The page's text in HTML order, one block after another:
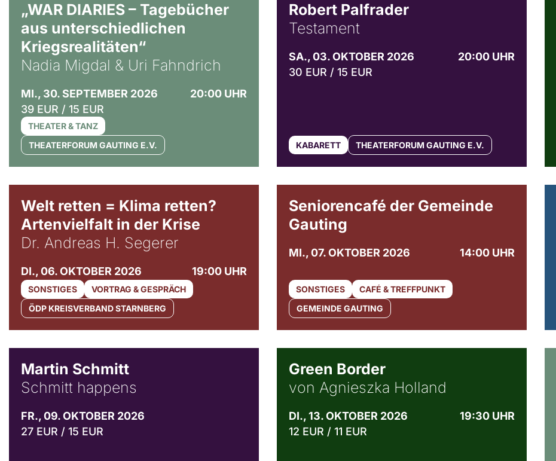
„WAR DIARIES – Tagebücher
aus unterschiedlichen
Kriegsrealitäten“
Nadia Migdal & Uri Fahndrich
MI., 30. SEPTEMBER 2026
20:00 UHR
39 EUR / 15 EUR
THEATER & TANZ
THEATERFORUM GAUTING E.V.
Robert Palfrader
Testament
SA., 03. OKTOBER 2026
20:00 UHR
30 EUR / 15 EUR
KABARETT THEATERFORUM GAUTING E.V.
Welt retten = Klima retten?
Artenvielfalt in der Krise
Dr. Andreas H. Segerer
DI., 06. OKTOBER 2026 19:00 UHR
SONSTIGES
VORTRAG & GESPRÄCH
ÖDP KREISVERBAND STARNBERG
Seniorencafé der Gemeinde
Gauting
MI., 07. OKTOBER 2026 14:00 UHR
SONSTIGES
CAFÉ & TREFFPUNKT
GEMEINDE GAUTING
Martin Schmitt
Schmitt happens
FR., 09. OKTOBER 2026
27 EUR / 15 EUR
Green Border
von Agnieszka Holland
DI., 13. OKTOBER 2026
19:30 UHR
12 EUR / 11 EUR